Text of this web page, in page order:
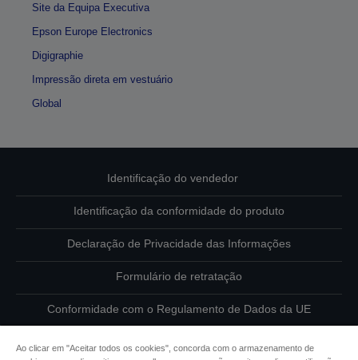
Site da Equipa Executiva
Epson Europe Electronics
Digigraphie
Impressão direta em vestuário
Global
Identificação do vendedor
Identificação da conformidade do produto
Declaração de Privacidade das Informações
Formulário de retratação
Conformidade com o Regulamento de Dados da UE
Ao clicar em "Aceitar todos os cookies", concorda com o armazenamento de